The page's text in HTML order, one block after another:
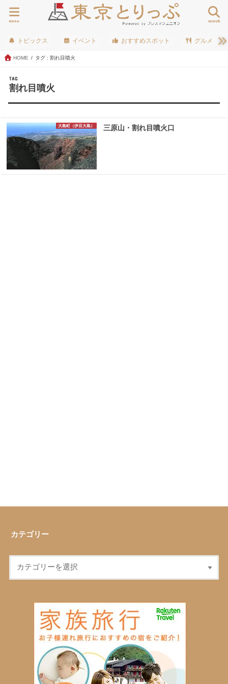
search
menu
トピックス イベント おすすめスポット グルメ
HOME タグ : 割れ目噴火
TAG
割れ目噴火
大島町（伊豆大島） 三原山・割れ目噴火口
カテゴリー